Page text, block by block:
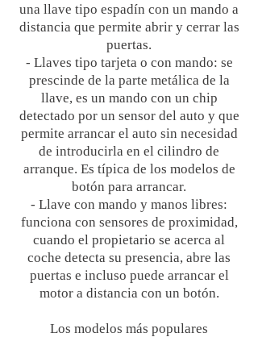
una llave tipo espadín con un mando a
distancia que permite abrir y cerrar las
puertas.
- Llaves tipo tarjeta o con mando: se
prescinde de la parte metálica de la
llave, es un mando con un chip
detectado por un sensor del auto y que
permite arrancar el auto sin necesidad
de introducirla en el cilindro de
arranque. Es típica de los modelos de
botón para arrancar.
- Llave con mando y manos libres:
funciona con sensores de proximidad,
cuando el propietario se acerca al
coche detecta su presencia, abre las
puertas e incluso puede arrancar el
motor a distancia con un botón.
Los modelos más populares